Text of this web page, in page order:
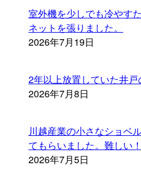
室外機を少しでも冷やす
ネットを張りました。
2026年7月19日
2年以上放置していた井戸
2026年7月8日
川越産業の小さなショベ
てもらいました。難しい！
2026年7月5日